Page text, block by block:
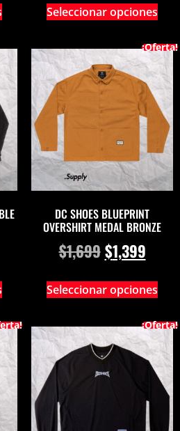
Seleccionar opciones
¡Oferta!
DC SHOES BLUEPRINT
OVERSHIRT MEDAL BRONZE
$1,699 $1,399
Seleccionar opciones
¡Oferta!